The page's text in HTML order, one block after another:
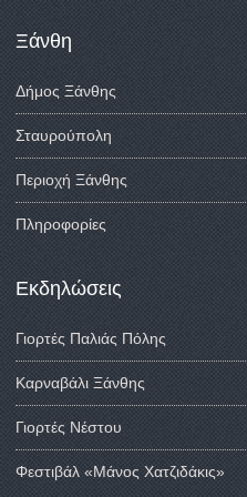
Ξάνθη
Δήμος Ξάνθης
Σταυρούπολη
Περιοχή Ξάνθης
Πληροφορίες
Εκδηλώσεις
Γιορτές Παλιάς Πόλης
Καρναβάλι Ξάνθης
Γιορτές Νέστου
Φεστιβάλ «Μάνος Χατζιδάκις»